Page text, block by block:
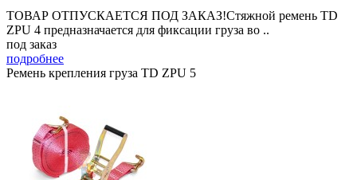
ТОВАР ОТПУСКАЕТСЯ ПОД ЗАКАЗ!Стяжной ремень TD
ZPU 4 предназначается для фиксации груза во ..
под заказ
подробнее
Ремень крепления груза TD ZPU 5